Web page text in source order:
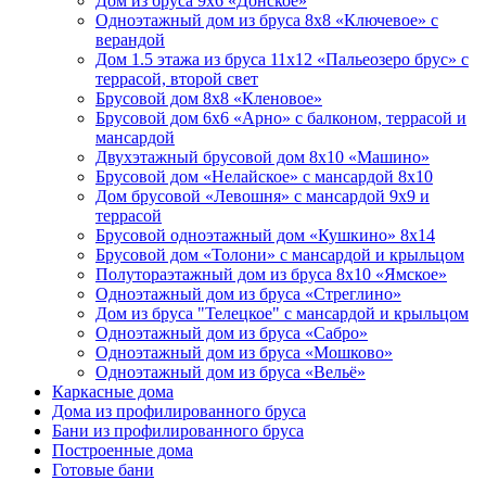
Одноэтажный дом из бруса 8х8 «Ключевое» с
верандой
Дом 1.5 этажа из бруса 11х12 «Пальеозеро брус» с
террасой, второй свет
Брусовой дом 8х8 «Кленовое»
Брусовой дом 6х6 «Арно» с балконом, террасой и
мансардой
Двухэтажный брусовой дом 8x10 «Машино»
Брусовой дом «Нелайское» с мансардой 8х10
Дом брусовой «Левошня» с мансардой 9х9 и
террасой
Брусовой одноэтажный дом «Кушкино» 8х14
Брусовой дом «Толони» с мансардой и крыльцом
Полутораэтажный дом из бруса 8х10 «Ямское»
Одноэтажный дом из бруса «Стреглино»
Дом из бруса "Телецкое" с мансардой и крыльцом
Одноэтажный дом из бруса «Сабро»
Одноэтажный дом из бруса «Мошково»
Одноэтажный дом из бруса «Вельё»
Каркасные дома
Дома из профилированного бруса
Бани из профилированного бруса
Построенные дома
Готовые бани